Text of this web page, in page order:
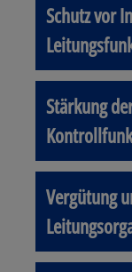
Schutz vor
Stärkung
Vergütung